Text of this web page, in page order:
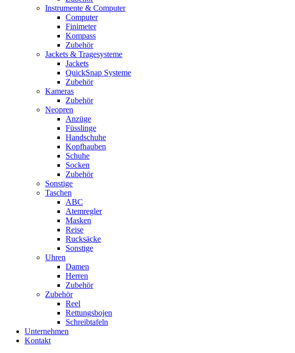
Instrumente & Computer
Computer
Finimeter
Kompass
Zubehör
Jackets & Tragesysteme
Jackets
QuickSnap Systeme
Zubehör
Kameras
Zubehör
Neopren
Anzüge
Füsslinge
Handschuhe
Kopfhauben
Schuhe
Socken
Zubehör
Sonstige
Taschen
ABC
Atemregler
Masken
Reise
Rucksäcke
Sonstige
Uhren
Damen
Herren
Zubehör
Zubehör
Reel
Rettungsbojen
Schreibtafeln
Unternehmen
Kontakt